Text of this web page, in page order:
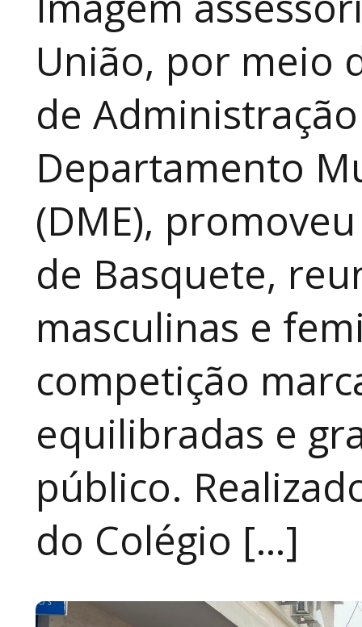
União, por meio
de
Departamento
(DME),
de Basquete,
masculinas e
competição
equilibradas e
público.
do Colégio […]